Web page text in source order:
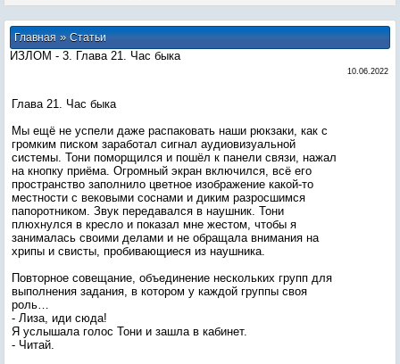
Главная»Статьи
ИЗЛОМ - 3. Глава 21. Час быка
10.06.2022
Глава 21. Час быка
Мы ещё не успели даже распаковать наши рюкзаки, как с
громким писком заработал сигнал аудиовизуальной
системы. Тони поморщился и пошёл к панели связи, нажал
на кнопку приёма. Огромный экран включился, всё его
пространство заполнило цветное изображение какой-то
местности с вековыми соснами и диким разросшимся
папоротником. Звук передавался в наушник. Тони
плюхнулся в кресло и показал мне жестом, чтобы я
занималась своими делами и не обращала внимания на
хрипы и свисты, пробивающиеся из наушника.
Повторное совещание, объединение нескольких групп для
выполнения задания, в котором у каждой группы своя
роль…
- Лиза, иди сюда!
Я услышала голос Тони и зашла в кабинет.
- Читай.